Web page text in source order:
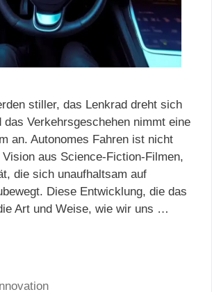
stiller, das Lenkrad dreht sich
das Verkehrsgeschehen nimmt eine
an. Autonomes Fahren ist nicht
aus Science-Fiction-Filmen,
die sich unaufhaltsam auf
Diese Entwicklung, die das
Art und Weise, wie wir uns …